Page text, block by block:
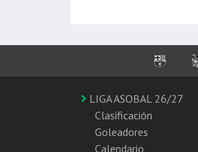
LIGA ASOBAL 26/27
Clasificación
Goleadores
Calendario